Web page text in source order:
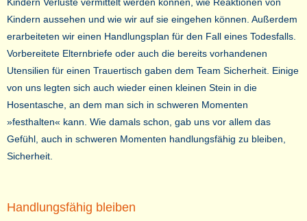
Kindern aussehen und wie wir auf sie eingehen können. Außerdem
erarbeiteten wir einen Handlungsplan für den Fall eines Todesfalls.
Vorbereitete Elternbriefe oder auch die bereits vorhandenen
Utensilien für einen Trauertisch gaben dem Team Sicherheit. Einige
von uns legten sich auch wieder einen kleinen Stein in die
Hosentasche, an dem man sich in schweren Momenten
»festhalten« kann. Wie damals schon, gab uns vor allem das
Gefühl, auch in schweren Momenten handlungsfähig zu bleiben,
Sicherheit.
Handlungsfähig bleiben